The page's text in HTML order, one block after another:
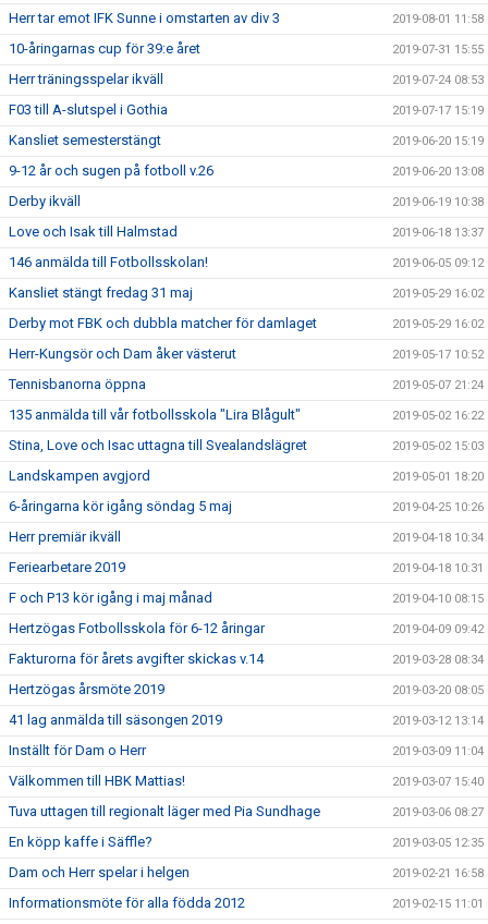
Herr tar emot IFK Sunne i omstarten av div 3 2019-08-01 11:58
10-åringarnas cup för 39:e året 2019-07-31 15:55
Herr träningsspelar ikväll 2019-07-24 08:53
F03 till A-slutspel i Gothia 2019-07-17 15:19
Kansliet semesterstängt 2019-06-20 15:19
9-12 år och sugen på fotboll v.26 2019-06-20 13:08
Derby ikväll 2019-06-19 10:38
Love och Isak till Halmstad 2019-06-18 13:37
146 anmälda till Fotbollsskolan! 2019-06-05 09:12
Kansliet stängt fredag 31 maj 2019-05-29 16:02
Derby mot FBK och dubbla matcher för damlaget 2019-05-29 16:02
Herr-Kungsör och Dam åker västerut 2019-05-17 10:52
Tennisbanorna öppna 2019-05-07 21:24
135 anmälda till vår fotbollsskola "Lira Blågult" 2019-05-02 16:22
Stina, Love och Isac uttagna till Svealandslägret 2019-05-02 15:03
Landskampen avgjord 2019-05-01 18:20
6-åringarna kör igång söndag 5 maj 2019-04-25 10:26
Herr premiär ikväll 2019-04-18 10:34
Feriearbetare 2019 2019-04-18 10:31
F och P13 kör igång i maj månad 2019-04-10 08:15
Hertzögas Fotbollsskola för 6-12 åringar 2019-04-09 09:42
Fakturorna för årets avgifter skickas v.14 2019-03-28 08:34
Hertzögas årsmöte 2019 2019-03-20 08:05
41 lag anmälda till säsongen 2019 2019-03-12 13:14
Inställt för Dam o Herr 2019-03-09 11:04
Välkommen till HBK Mattias! 2019-03-07 15:40
Tuva uttagen till regionalt läger med Pia Sundhage 2019-03-06 08:27
En köpp kaffe i Säffle? 2019-03-05 12:35
Dam och Herr spelar i helgen 2019-02-21 16:58
Informationsmöte för alla födda 2012 2019-02-15 11:01